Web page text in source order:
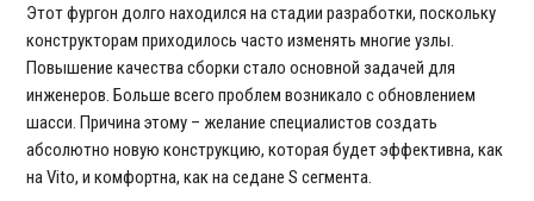
Этот фургон долго находился на стадии разработки, поскольку
конструкторам приходилось часто изменять многие узлы.
Повышение качества сборки стало основной задачей для
инженеров. Больше всего проблем возникало с обновлением
шасси. Причина этому – желание специалистов создать
абсолютно новую конструкцию, которая будет эффективна, как
на Vito, и комфортна, как на седане S сегмента.